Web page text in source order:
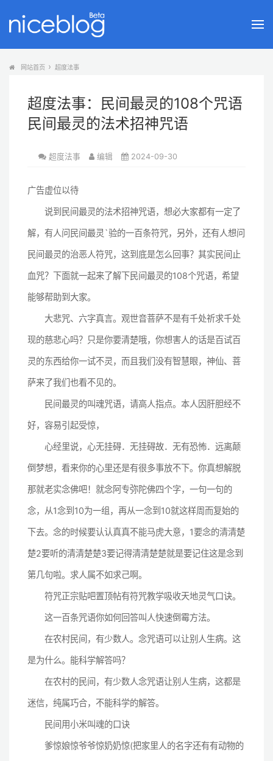
网站首页 超度法事
超度法事：民间最灵的108个咒语
民间最灵的法术招神咒语
超度法事 编辑 2024-09-30
广告虚位以待
说到民间最灵的法术招神咒语，想必大家都有一定了
解，有人问民间最灵`验的一百条符咒，另外，还有人想问
民间最灵的治恶人符咒，这到底是怎么回事？其实民间止
血咒？下面就一起来了解下民间最灵的108个咒语，希望
能够帮助到大家。
大悲咒、六字真言。观世音菩萨不是有千处祈求千处
现的慈悲心吗？只是你要清楚哦，你想害人的话是百试百
灵的东西给你一试不灵，而且我们没有智慧眼，神仙、菩
萨来了我们也看不见的。
民间最灵的叫魂咒语，请高人指点。本人因肝胆经不
好，容易引起受惊，
心经里说，心无挂碍．无挂碍故．无有恐怖．远离颠
倒梦想，看来你的心里还是有很多事放不下。你真想解脱
那就老实念佛吧！就念阿专弥陀佛四个字，一句一句的
念，从1念到10为一组，再从一念到10就这样周而复始的
下去。念的时候要认认真真不能马虎大意，1要念的清清楚
楚2要听的清清楚楚3要记得清清楚楚就是要记住这是念到
第几句啦。求人属不如求己啊。
符咒正宗贴吧置顶帖有符咒教学吸收天地灵气口诀。
这一百条咒语你如何回答叫人快速倒霉方法。
在农村民间，有少数人。念咒语可以让别人生病。这
是为什么。能科学解答吗？
在农村的民间，有少数人念咒语让别人生病，这都是
迷信，纯属巧合，不能科学的解答。
民间用小米叫魂的口诀
爹惊娘惊爷爷惊奶奶惊(把家里人的名字还有有动物的